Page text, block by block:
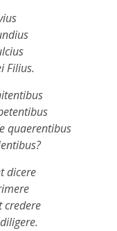
Filius.
quaerentibus
dicere
credere